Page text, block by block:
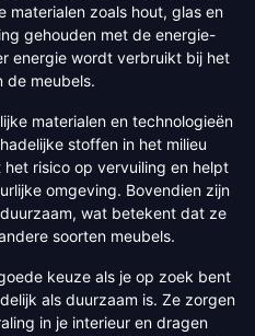
materialen zoals hout, glas en
gehouden met de energie-
energie wordt verbruikt bij het
de meubels.
materialen en technologieën
stoffen in het milieu
risico op vervuiling en helpt
omgeving. Bovendien zijn
wat betekent dat ze
soorten meubels.
keuze als je op zoek bent
als duurzaam is. Ze zorgen
in je interieur en dragen